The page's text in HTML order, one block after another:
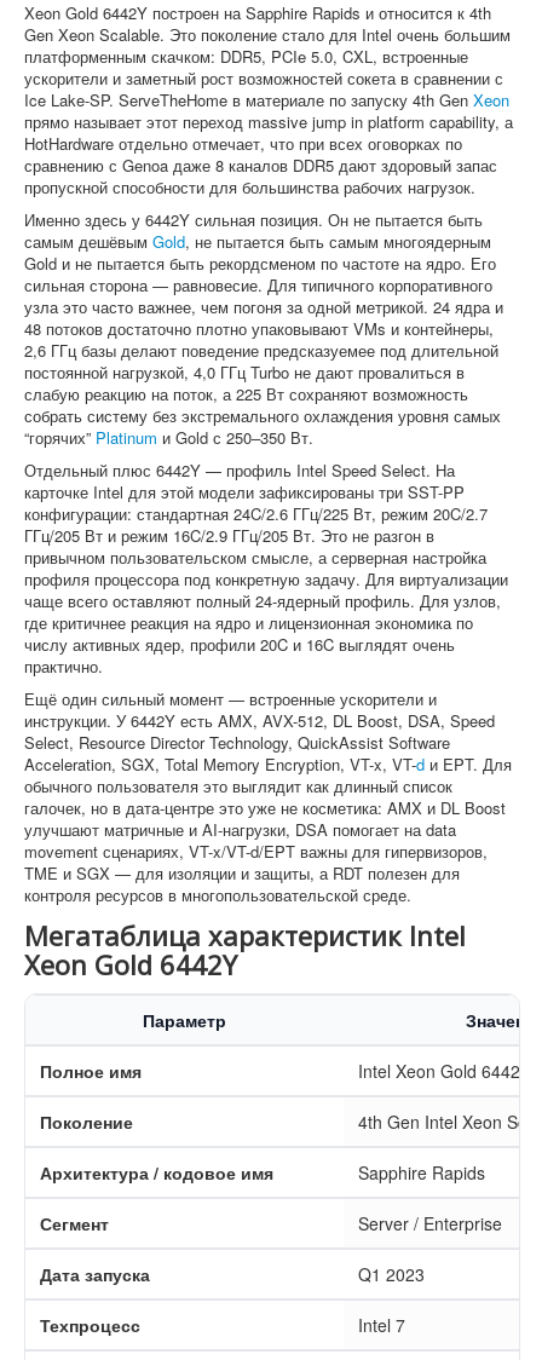
Xeon Gold 6442Y построен на Sapphire Rapids и относится к 4th
Gen Xeon Scalable. Это поколение стало для Intel очень большим
платформенным скачком: DDR5, PCIe 5.0, CXL, встроенные
ускорители и заметный рост возможностей сокета в сравнении с
Ice Lake-SP. ServeTheHome в материале по запуску 4th Gen Xeon
прямо называет этот переход massive jump in platform capability, а
HotHardware отдельно отмечает, что при всех оговорках по
сравнению с Genoa даже 8 каналов DDR5 дают здоровый запас
пропускной способности для большинства рабочих нагрузок.
Именно здесь у 6442Y сильная позиция. Он не пытается быть
самым дешёвым Gold, не пытается быть самым многоядерным
Gold и не пытается быть рекордсменом по частоте на ядро. Его
сильная сторона — равновесие. Для типичного корпоративного
узла это часто важнее, чем погоня за одной метрикой. 24 ядра и
48 потоков достаточно плотно упаковывают VMs и контейнеры,
2,6 ГГц базы делают поведение предсказуемее под длительной
постоянной нагрузкой, 4,0 ГГц Turbo не дают провалиться в
слабую реакцию на поток, а 225 Вт сохраняют возможность
собрать систему без экстремального охлаждения уровня самых
“горячих” Platinum и Gold с 250–350 Вт.
Отдельный плюс 6442Y — профиль Intel Speed Select. На
карточке Intel для этой модели зафиксированы три SST-PP
конфигурации: стандартная 24C/2.6 ГГц/225 Вт, режим 20C/2.7
ГГц/205 Вт и режим 16C/2.9 ГГц/205 Вт. Это не разгон в
привычном пользовательском смысле, а серверная настройка
профиля процессора под конкретную задачу. Для виртуализации
чаще всего оставляют полный 24-ядерный профиль. Для узлов,
где критичнее реакция на ядро и лицензионная экономика по
числу активных ядер, профили 20C и 16C выглядят очень
практично.
Ещё один сильный момент — встроенные ускорители и
инструкции. У 6442Y есть AMX, AVX-512, DL Boost, DSA, Speed
Select, Resource Director Technology, QuickAssist Software
Acceleration, SGX, Total Memory Encryption, VT-x, VT-d и EPT. Для
обычного пользователя это выглядит как длинный список
галочек, но в дата-центре это уже не косметика: AMX и DL Boost
улучшают матричные и AI-нагрузки, DSA помогает на data
movement сценариях, VT-x/VT-d/EPT важны для гипервизоров,
TME и SGX — для изоляции и защиты, а RDT полезен для
контроля ресурсов в многопользовательской среде.
Мегатаблица характеристик Intel
Xeon Gold 6442Y
Параметр
Полное имя Intel Xeon Gold 6442Y
Поколение 4th Gen Intel Xeon
Архитектура / кодовое имя Sapphire Rapids
Сегмент Server / Enterprise
Дата запуска Q1 2023
Техпроцесс Intel 7